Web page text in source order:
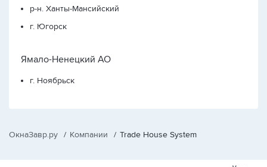
р-н. Ханты-Мансийский
г. Югорск
Ямало-Ненецкий АО
г. Ноябрьск
ОкнаЗавр.ру / Компании / Trade House System